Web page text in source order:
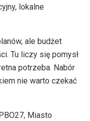
lokalne
ale budżet
Tu liczy się pomysł
potrzeba. Nabór
nie warto czekać
Miasto